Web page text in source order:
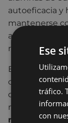
autoeficacia y
mantenerse
acciones
realizadas
Este
carácter
de todo el
mismo/a y en
recompensa-
Ese
tráfico.
con